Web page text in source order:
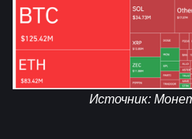
Источник: